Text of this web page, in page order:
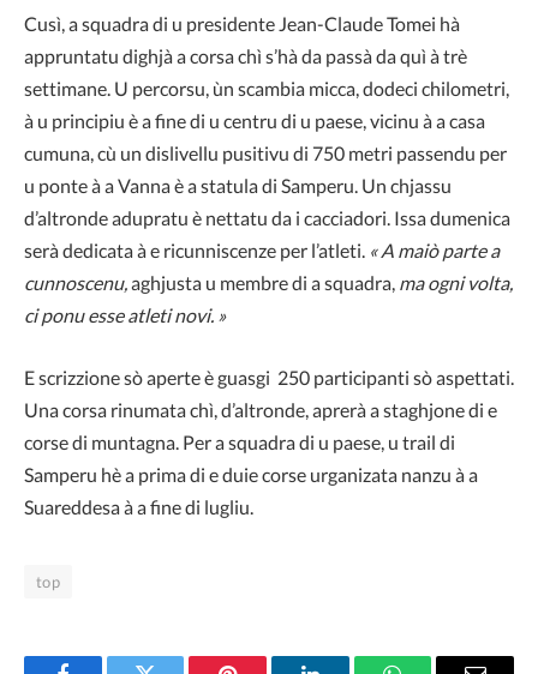
Cusì, a squadra di u presidente Jean-Claude Tomei hà
appruntatu dighjà a corsa chì s’hà da passà da quì à trè
settimane. U percorsu, ùn scambia micca, dodeci chilometri,
à u principiu è a fine di u centru di u paese, vicinu à a casa
cumuna, cù un dislivellu pusitivu di 750 metri passendu per
u ponte à a Vanna è a statula di Samperu. Un chjassu
d’altronde adupratu è nettatu da i cacciadori. Issa dumenica
serà dedicata à e ricunniscenze per l’atleti. « A maiò parte a
cunnoscenu,aghjusta u membre di a squadra, ma ogni volta,
ci ponu esse atleti novi. »
E scrizzione sò aperte è guasgi 250 participanti sò aspettati.
Una corsa rinumata chì, d’altronde, aprerà a staghjone di e
corse di muntagna. Per a squadra di u paese, u trail di
Samperu hè a prima di e duie corse urganizata nanzu à a
Suareddesa à a fine di lugliu.
top